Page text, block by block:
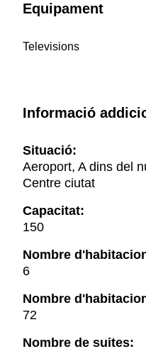
Equipament
Televisions
Informació
Situació:
Aeroport, A dins del
Centre ciutat
Capacitat:
150
Nombre
6
Nombre
72
Nombre de suites: